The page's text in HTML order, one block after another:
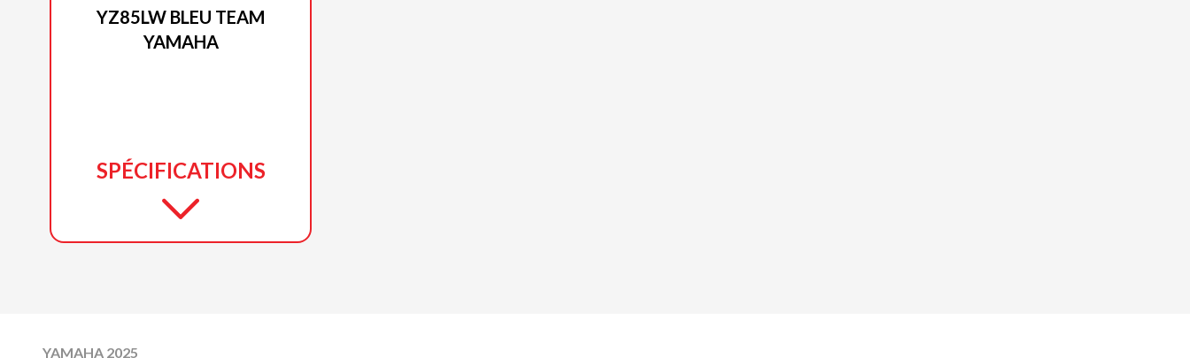
YZ85LW BLEU TEAM
YAMAHA
SPÉCIFICATIONS
YAMAHA 2025